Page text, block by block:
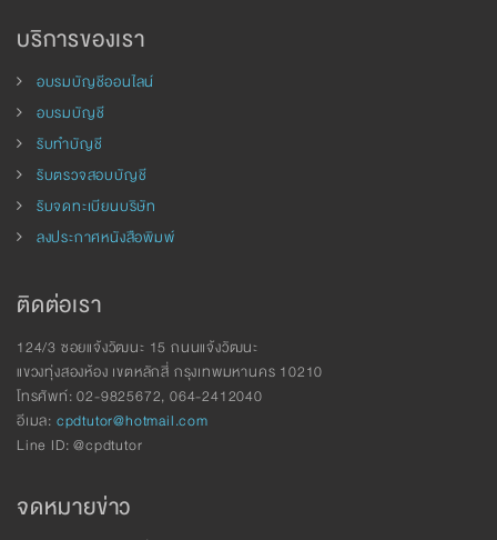
บริการของเรา
อบรมบัญชีออนไลน์
อบรมบัญชี
รับทำบัญชี
รับตรวจสอบบัญชี
รับจดทะเบียนบริษัท
ลงประกาศหนังสือพิมพ์
ติดต่อเรา
124/3 ซอยแจ้งวัฒนะ 15 ถนนแจ้งวัฒนะ
แขวงทุ่งสองห้อง เขตหลักสี่ กรุงเทพมหานคร 10210
โทรศัพท์: 02-9825672, 064-2412040
อีเมล: cpdtutor@hotmail.com
Line ID: @cpdtutor
จดหมายข่าว